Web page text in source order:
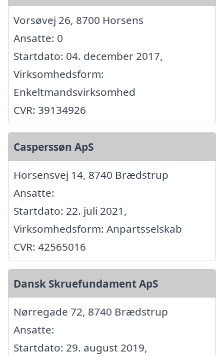
Vorsøvej 26, 8700 Horsens
Ansatte: 0
Startdato: 04. december 2017,
Virksomhedsform:
Enkeltmandsvirksomhed
CVR: 39134926
Casperssøn ApS
Horsensvej 14, 8740 Brædstrup
Ansatte:
Startdato: 22. juli 2021,
Virksomhedsform: Anpartsselskab
CVR: 42565016
Dansk Skruefundament ApS
Nørregade 72, 8740 Brædstrup
Ansatte:
Startdato: 29. august 2019,